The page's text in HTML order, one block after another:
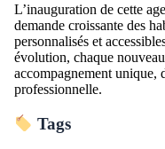
L’inauguration de cette
demande croissante des
personnalisés et
évolution, chaque
accompagnement unique,
professionnelle.
Tags